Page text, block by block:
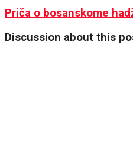
Priča o bosanskome
Discussion about this